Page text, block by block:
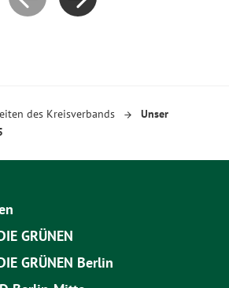
des Kreisverbands
Unser
GRÜNEN
GRÜNEN Berlin